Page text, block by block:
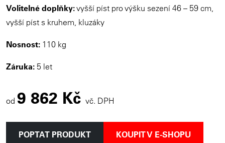
Volitelné doplňky:vyšší píst pro výšku sezení 46 – 59 cm,
vyšší píst s kruhem, kluzáky
Nosnost: 110 kg
Záruka: 5 let
od 9 862 Kč vč. DPH
POPTAT PRODUKT KOUPIT V E-SHOPU